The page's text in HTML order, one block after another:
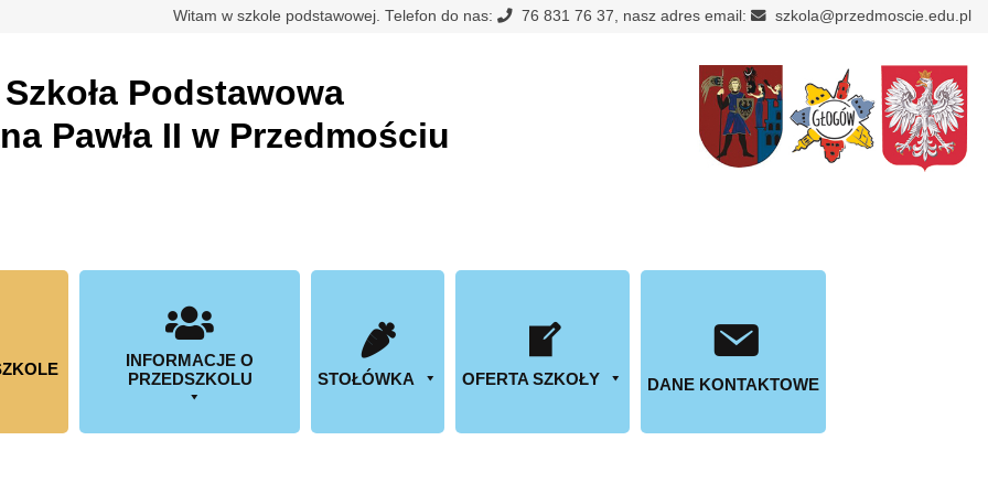
Witam w szkole podstawowej. Telefon do nas: 76 831 76 37, nasz adres email: szkola@przedmoscie.edu.pl
Szkoła Podstawowa
Pawła II w Przedmościu
INFORMACJE O
PRZEDSZKOLU
STOŁÓWKA OFERTA SZKOŁY DANE KONTAKTOWE